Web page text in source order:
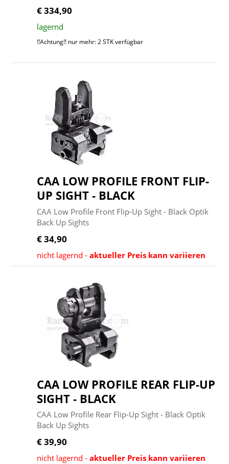
€ 334,90
lagernd
!!Achtung!! nur mehr: 2 STK verfügbar
CAA LOW PROFILE FRONT FLIP-
UP SIGHT - BLACK
CAA Low Profile Front Flip-Up Sight - Black Optik
Back Up Sights
€ 34,90
nicht lagernd -aktueller Preis kann variieren
CAA LOW PROFILE REAR FLIP-UP
SIGHT - BLACK
CAA Low Profile Rear Flip-Up Sight - Black Optik
Back Up Sights
€ 39,90
nicht lagernd -aktueller Preis kann variieren